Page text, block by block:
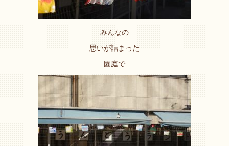
みんなの
思いが詰まった
園庭で